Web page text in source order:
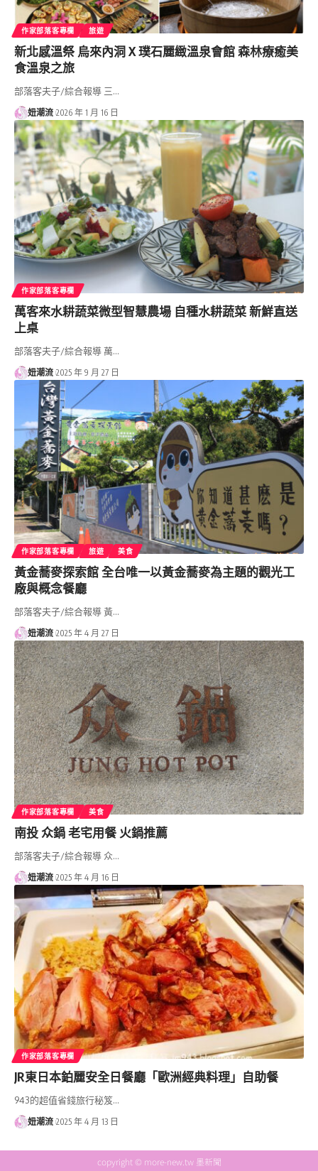
作家部落客專欄 旅遊
新北感溫祭 烏來內洞 X 璞石麗緻溫泉會館 森林療癒美
食溫泉之旅
部落客夫子/綜合報導 三…
妞潮流 2026 年 1 月 16 日
作家部落客專欄
萬客來水耕蔬菜微型智慧農場 自種水耕蔬菜 新鮮直送
上桌
部落客夫子/綜合報導 萬…
妞潮流 2025 年 9 月 27 日
作家部落客專欄 旅遊 美食
黃金蕎麥探索館 全台唯一以黃金蕎麥為主題的觀光工
廠與概念餐廳
部落客夫子/綜合報導 黃…
妞潮流 2025 年 4 月 27 日
作家部落客專欄 美食
南投 众鍋 老宅用餐 火鍋推薦
部落客夫子/綜合報導 众…
妞潮流 2025 年 4 月 16 日
作家部落客專欄
JR東日本鉑麗安全日餐廳「歐洲經典料理」自助餐
943的超值省錢旅行秘笈…
妞潮流 2025 年 4 月 13 日
copyright © more-new.tw 墨新聞